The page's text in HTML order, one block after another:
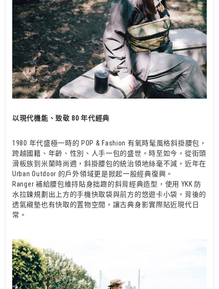
以現代機能、致敬 80 年代經典
1980 年代盛極一時的 POP & Fashion 有氧時髦風格斜掛腰包，
跨越國籍、年齡、性別、人手一包的盛世。時至如今，從街頭
滑板族到米蘭時尚週，斜掛腰包的統治領地絲毫不減，近年在
Urban Outdoor 的戶外領域更是掀起一股經典復興。
Ranger 補給腰包維持貼身拙趣的斜背經典造型，使用 YKK 防
水拉鍊規劃出上方的手機快取袋與前方的悠遊卡小袋，背後的
透氣襯墊也有快取的置物空間，讓古典身影實際貼近現代日
常。